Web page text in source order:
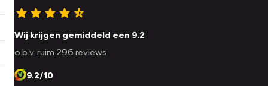
Wij krijgen gemiddeld een 9.2
o.b.v. ruim 296 reviews
9.2/10